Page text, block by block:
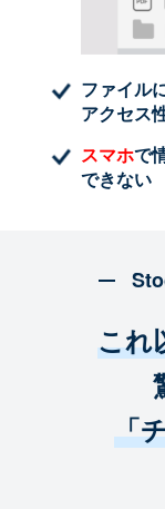
ファイル
アクセス
スマホで
できない
これ
「